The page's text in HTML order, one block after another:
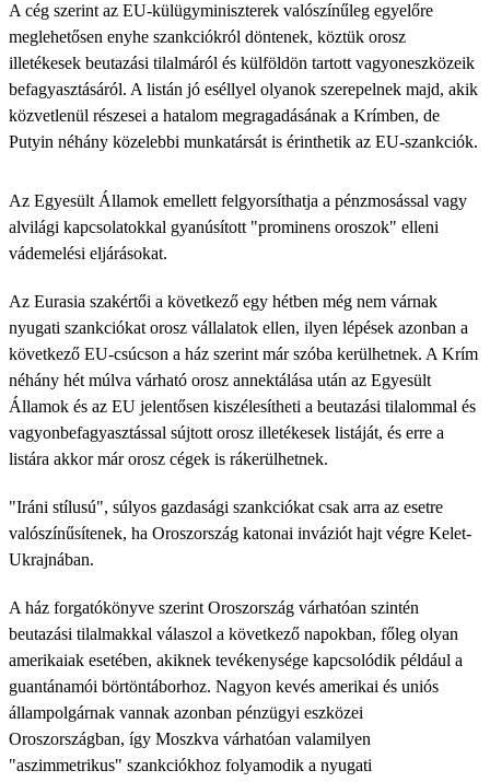
A cég szerint az EU-külügyminiszterek valószínűleg egyelőre
meglehetősen enyhe szankciókról döntenek, köztük orosz
illetékesek beutazási tilalmáról és külföldön tartott vagyoneszközeik
befagyasztásáról. A listán jó eséllyel olyanok szerepelnek majd, akik
közvetlenül részesei a hatalom megragadásának a Krímben, de
Putyin néhány közelebbi munkatársát is érinthetik az EU-szankciók.
Az Egyesült Államok emellett felgyorsíthatja a pénzmosással vagy
alvilági kapcsolatokkal gyanúsított "prominens oroszok" elleni
vádemelési eljárásokat.
Az Eurasia szakértői a következő egy hétben még nem várnak
nyugati szankciókat orosz vállalatok ellen, ilyen lépések azonban a
következő EU-csúcson a ház szerint már szóba kerülhetnek. A Krím
néhány hét múlva várható orosz annektálása után az Egyesült
Államok és az EU jelentősen kiszélesítheti a beutazási tilalommal és
vagyonbefagyasztással sújtott orosz illetékesek listáját, és erre a
listára akkor már orosz cégek is rákerülhetnek.
"Iráni stílusú", súlyos gazdasági szankciókat csak arra az esetre
valószínűsítenek, ha Oroszország katonai inváziót hajt végre Kelet-
Ukrajnában.
A ház forgatókönyve szerint Oroszország várhatóan szintén
beutazási tilalmakkal válaszol a következő napokban, főleg olyan
amerikaiak esetében, akiknek tevékenysége kapcsolódik például a
guantánamói börtöntáborhoz. Nagyon kevés amerikai és uniós
állampolgárnak vannak azonban pénzügyi eszközei
Oroszországban, így Moszkva várhatóan valamilyen
"aszimmetrikus" szankciókhoz folyamodik a nyugati